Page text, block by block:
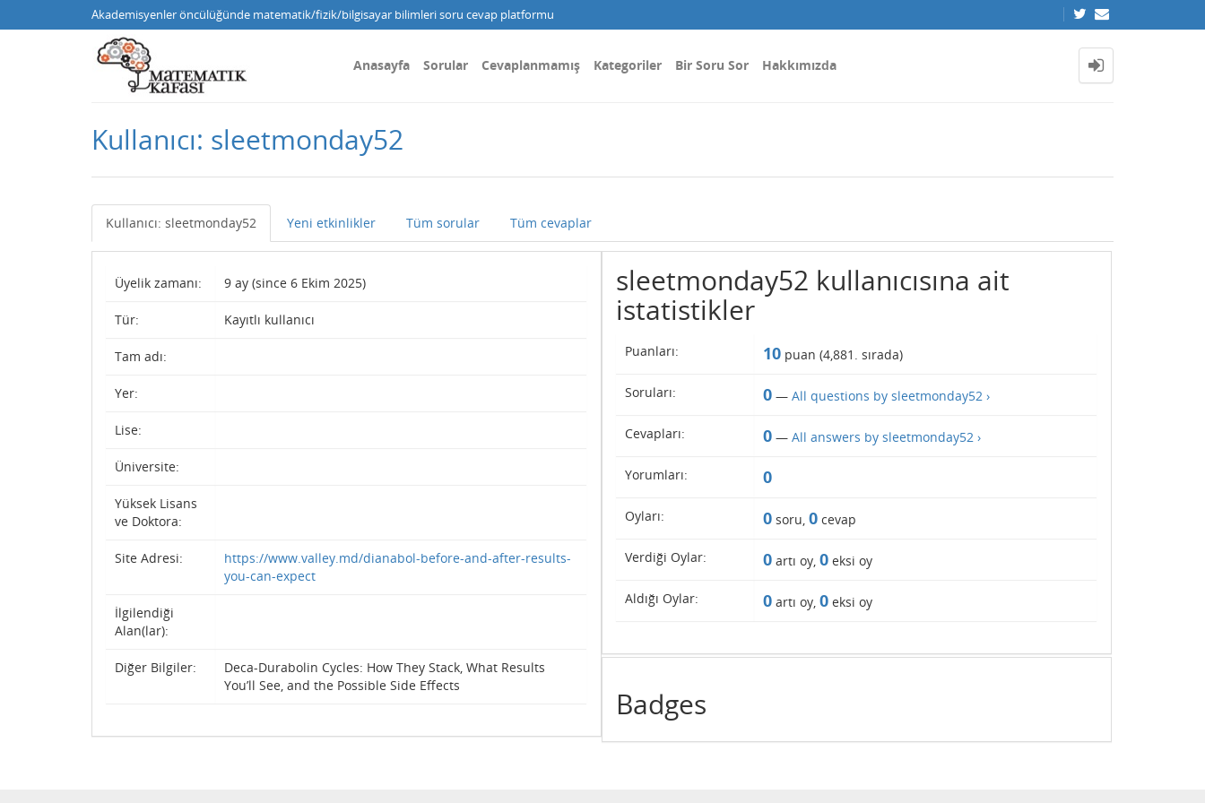
Akademisyenler öncülüğünde matematik/fizik/bilgisayar bilimleri soru cevap platformu
Anasayfa Sorular Cevaplanmamış Kategoriler Bir Soru Sor Hakkımızda
Kullanıcı: sleetmonday52
Kullanıcı: sleetmonday52 Yeni etkinlikler Tüm sorular Tüm cevaplar
Üyelik zamanı: 9 ay (since 6 Ekim 2025)
Tür: Kayıtlı kullanıcı
Tam adı:
Yer:
Lise:
Üniversite:
Yüksek Lisans
ve Doktora:
Site Adresi:
https://www.valley.md/dianabol-before-and-after-results-
you-can-expect
İlgilendiği
Alan(lar):
Diğer Bilgiler:
Deca-Durabolin Cycles: How They Stack, What Results
You’ll See, and the Possible Side Effects
sleetmonday52 kullanıcısına ait
istatistikler
Puanları: 10puan (4,881 . sırada)
Soruları: 0— All questions by sleetmonday52 ›
Cevapları: 0— All answers by sleetmonday52 ›
Yorumları: 0
Oyları: 0soru, 0cevap
Verdiği Oylar: 0artı oy, 0eksi oy
Aldığı Oylar: 0artı oy, 0eksi oy
Badges